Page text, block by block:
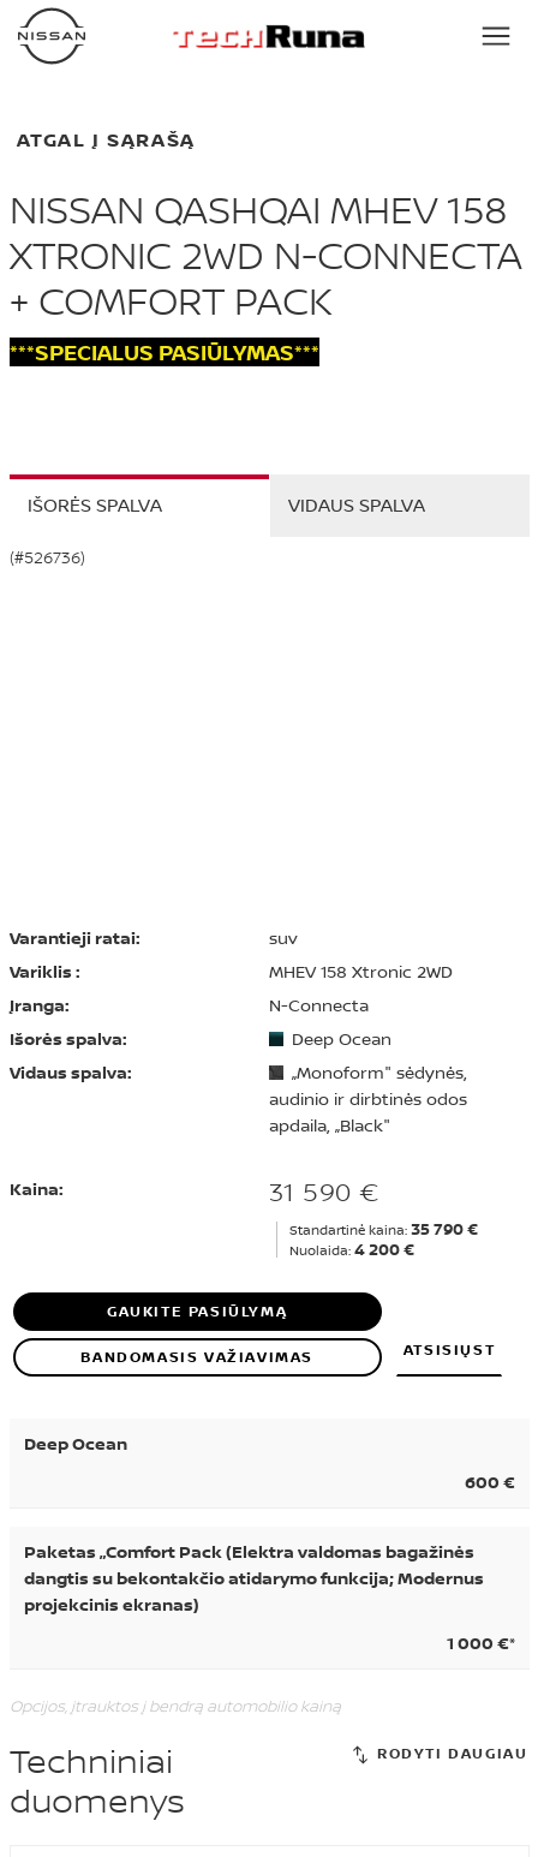
ATGAL Į SĄRAŠĄ
NISSAN QASHQAI MHEV 158
XTRONIC 2WD N-CONNECTA
+ COMFORT PACK
***SPECIALUS PASIŪLYMAS***
(#526736)
IŠORĖS SPALVA VIDAUS SPALVA
Varantieji ratai:
suv
Variklis :
MHEV 158 Xtronic 2WD
Įranga:
N-Connecta
Išorės spalva:
Deep Ocean
Vidaus spalva:
„Monoform" sėdynės,
audinio ir dirbtinės odos
apdaila, „Black"
Kaina: 31 590 €
Standartinė kaina: 35 790 €
Nuolaida: 4 200 €
GAUKITE PASIŪLYMĄ
BANDOMASIS VAŽIAVIMAS ATSISIŲST
Deep Ocean
600 €
Paketas „Comfort Pack (Elektra valdomas bagažinės
dangtis su bekontakčio atidarymo funkcija; Modernus
projekcinis ekranas)
1 000 €*
Opcijos, įtrauktos į bendrą automobilio kainą
Techniniai
duomenys